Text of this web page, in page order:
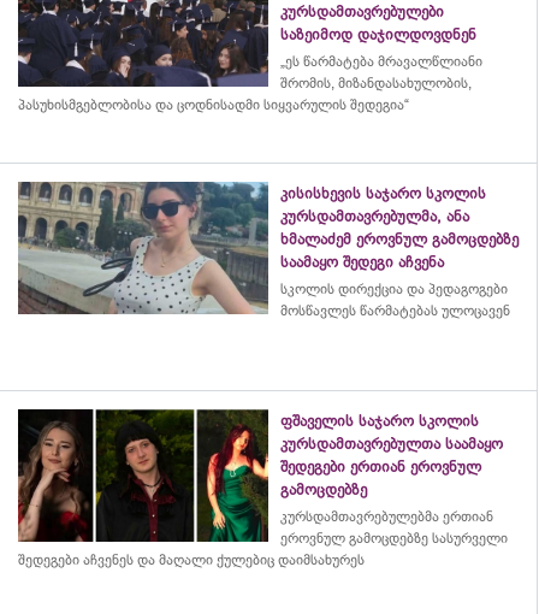
კურსდამთავრებულები
საზეიმოდ დაჯილდოვდნენ
„ეს წარმატება მრავალწლიანი
შრომის, მიზანდასახულობის,
პასუხისმგებლობისა და ცოდნისადმი სიყვარულის შედეგია“
კისისხევის საჯარო სკოლის
კურსდამთავრებულმა, ანა
ხმალაძემ ეროვნულ გამოცდებზე
საამაყო შედეგი აჩვენა
სკოლის დირექცია და პედაგოგები
მოსწავლეს წარმატებას ულოცავენ
ფშაველის საჯარო სკოლის
კურსდამთავრებულთა საამაყო
შედეგები ერთიან ეროვნულ
გამოცდებზე
კურსდამთავრებულებმა ერთიან
ეროვნულ გამოცდებზე სასურველი
შედეგები აჩვენეს და მაღალი ქულებიც დაიმსახურეს